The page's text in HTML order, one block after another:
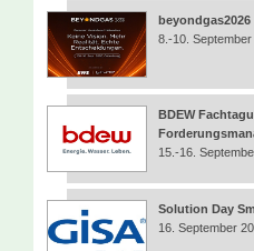
beyondgas2026
8.-10.
BDEW
15.-16.
Solution Day
16. September